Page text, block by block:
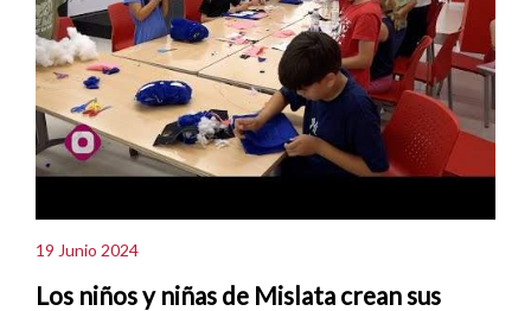
19 Junio 2024
Los niños y niñas de Mislata crean sus